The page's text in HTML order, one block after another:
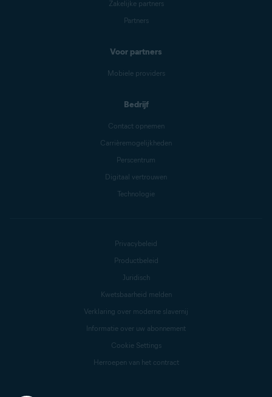
Zakelijke partners
Partners
Voor partners
Mobiele providers
Bedrijf
Contact opnemen
Carrièremogelijkheden
Perscentrum
Digitaal vertrouwen
Technologie
Privacybeleid
Productbeleid
Juridisch
Kwetsbaarheid melden
Verklaring over moderne slavernij
Informatie over uw abonnement
Cookie Settings
Herroepen van het contract